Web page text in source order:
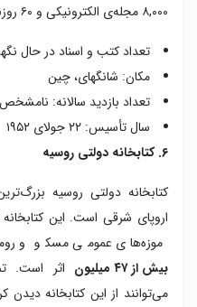
۸,۰۰۰ مجله‌ی الکترونیکی و ۶۰ روزنامه‌ی الکترونیکی است.
تعداد کتب و اسناد در حال نگهداری:
مکان: شانگهای، چین
تعداد بازدید سالانه: نامشخص
سال تأسیس: ۲۲ جولای ۱۹۵۲
۶. کتابخانه دولتی روسیه
کتابخانه دولتی روسیه
موزه‌های عمومی مسکو و
بیش از ۴۷ میلیون
اثر است.
می‌توانند از این کتابخانه